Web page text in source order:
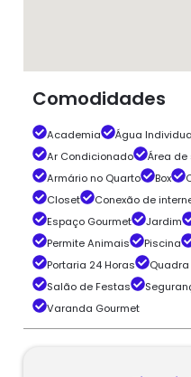
Comodidades
Academia Água
Ar Condicionado
Área de
Armário no Quarto
Box
Closet
Conexão de
Espaço Gourmet
Jardim
Permite Animais
Piscina
Portaria 24 Horas
Quadra
Salão de Festas
Varanda Gourmet